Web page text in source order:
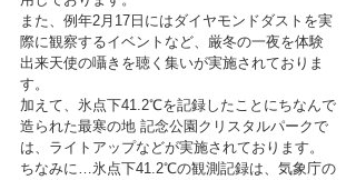
また、例年2月17日にはダイヤモンドダストを実
際に観察するイベントなど、厳冬の一夜を体験
出来天使の囁きを聴く集いが実施されておりま
す。
加えて、氷点下41.2℃を記録したことにちなんで
造られた最寒の地 記念公園クリスタルパークで
は、ライトアップなどが実施されております。
ちなみに…氷点下41.2℃の観測記録は、気象庁の